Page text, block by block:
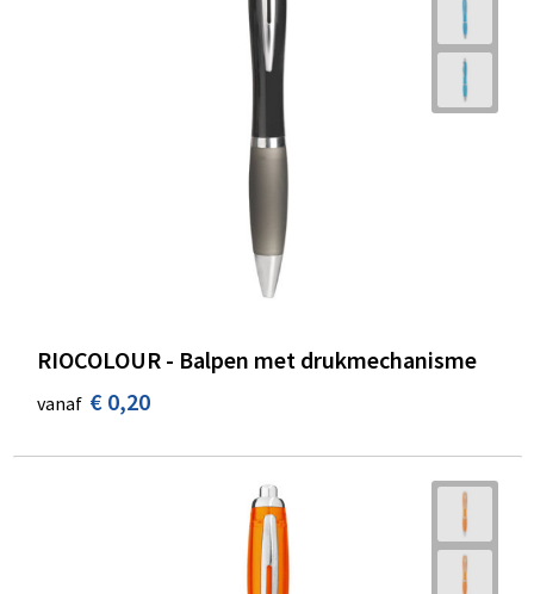
RIOCOLOUR - Balpen met drukmechanisme
vanaf € 0,20